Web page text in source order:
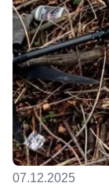
07.12.2025